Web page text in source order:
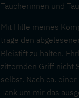
Taucherinnen und
Mit Hilfe meines
trage den
Bleistift zu halten.
zitternden Griff nicht
selbst. Nach ca.
Tank um mir das